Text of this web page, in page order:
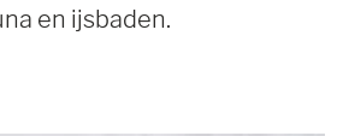
en ijsbaden.